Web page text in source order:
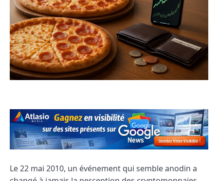
Le 22 mai 2010, un événement qui semble anodin a